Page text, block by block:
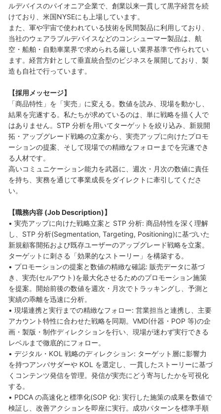
ルデバイスのパイオニア企業で、創業以来一貫して黒字経営を続
けており、米国NYSEにも上場しています。
また、軍や宇宙で使われている技術を民間製品に利用しており、
当社のウェアラブルデバイスなどのコンシューマー製品は、航
空・船舶・自動車業界で求められる厳しい業界基準で作られてい
ます。経営方針として垂直統合型のビジネスを展開しており、製
造も自社で行っています。
【採用メッセージ】
「商品特性」を「実売」に変える。数値を読み、現場を動かし、
結果を完遂する。私たちが求めているのは、単に戦略を描く人で
はありません。STP 分析を用いてターゲットを絞り込み、新規開
拓・アップグレード戦略の立案から、実売アップに向けたプロモ
ーションの提案、そして現場での精緻なフォローまでを完遂でき
る人材です。
高いコミュニケーション能力を武器に、週次・月次の数値に責任
を持ち、実務を通じて事業成長をダイレクトに牽引してくださ
い。
【職務内容 (Job Description)】
• 実売アップに向けた戦略立案と STP 分析: 商品特性を深く理解
し、STP 分析(Segmentation, Targeting, Positioning)に基づいた
新規顧客開拓および既存ユーザーのアップグレード戦略を立案。
ターゲットに刺さる「効果的なストーリー」を構築する。
• プロモーションの提案と数値の精緻な確認: 販売データに基づ
き、実売(セルアウト)を最大化させるためのプロモーション施策
を提案。開始前後の数値を週次・月次でトラッキングし、予測と
実績の乖離を迅速に分析。
• 現場連携と実行までの精緻なフォロー: 営業担当と連携し、主要
アカウント特性に合わせた戦略を同期。VMD(什器・POP 等)の企
画・製版・制作ディレクションを行い、現場が迷わず実行できる
レベルまで徹底的にフォロー。
• デジタル・KOL 戦略のディレクション: ターゲット層に影響力
を持つアンバサダーや KOL を選定し、一貫したストーリーに基づ
くコンテンツ発信を管理。発信が実売にどう寄与したかを可視化
する。
• PDCA の高速化と標準化(SOP 化): 実行した施策の成果を数値で
検証し、改善アクションを即座に実行。成功パターンを標準手順